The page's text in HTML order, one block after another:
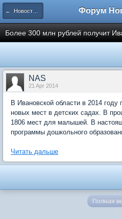
← Новости рынка недвижимости
Более 300 млн рублей получит
NAS
21 Apr 2014
В Ивановской области в 2014
новых мест в детских садах. В
1806 мест для малышей. В
программы дошкольного
Читать дальше
Полная